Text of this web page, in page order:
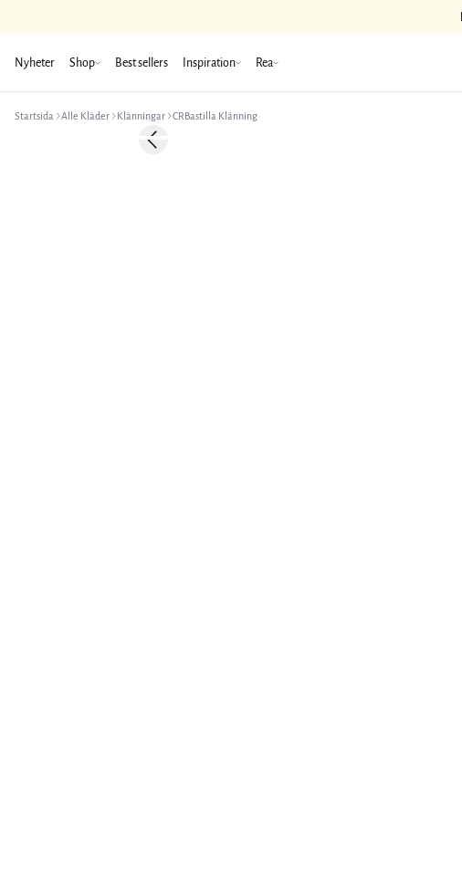
Nyheter Shop Best sellers Inspiration Rea
Startsida Alle Kläder Klänningar CRBastilla Klänning
-50%Previous slide